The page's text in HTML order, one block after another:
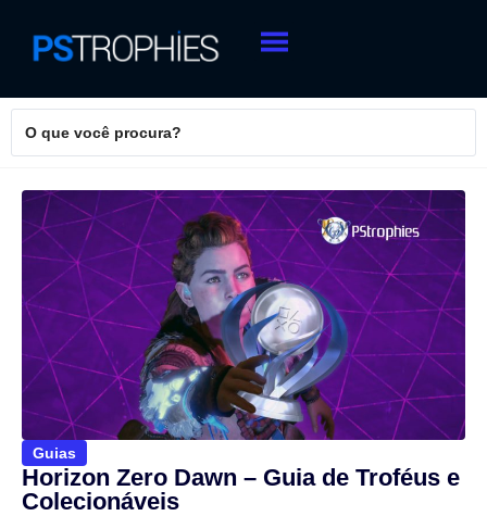
Guias
Horizon Zero Dawn – Guia de Troféus e
Colecionáveis